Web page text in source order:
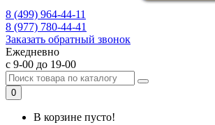
8 (499) 964-44-11
8 (977) 780-44-41
Заказать обратный звонок
Ежедневно
с 9-00 до 19-00
0
В корзине пусто!